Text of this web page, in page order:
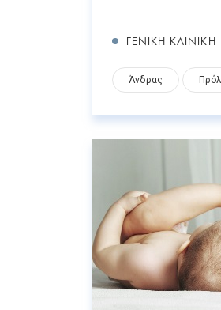
ΓΕΝΙΚΗ ΚΛΙΝΙΚΗ
Άνδρας